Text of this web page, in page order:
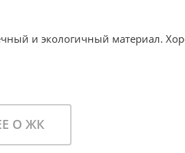
и экологичный материал.
О ЖК